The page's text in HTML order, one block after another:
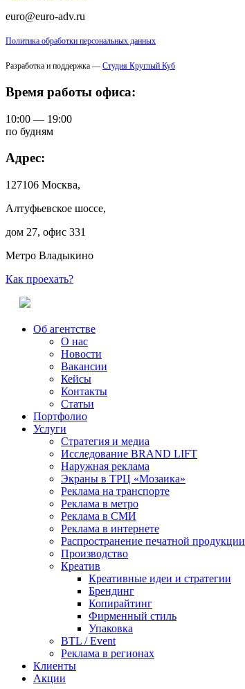
euro@euro-adv.ru
Политика обработки персональных данных
Разработка и поддержка — Студия Круглый Куб
Время работы офиса:
10:00 — 19:00
по будням
Адрес:
127106 Москва,
Алтуфьевское шоссе,
дом 27, офис 331
Метро Владыкино
Как проехать?
Об агентстве
О нас
Новости
Вакансии
Кейсы
Контакты
Статьи
Портфолио
Услуги
Стратегия и медиа
Исследование BRAND LIFT
Наружная реклама
Экраны в ТРЦ «Мозаика»
Реклама на транспорте
Реклама в метро
Реклама в СМИ
Реклама в интернете
Распространение печатной продукции
Производство
Креатив
Креативные идеи и стратегии
Брендинг
Копирайтинг
Фирменный стиль
Упаковка
BTL / Event
Реклама в регионах
Клиенты
Акции